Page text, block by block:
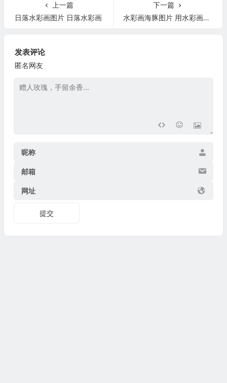
上一篇
日落水彩画图片 日落水彩画
下一篇
水彩画海豚图片 用水彩画海豚
发表评论
匿名网友
昵称
邮箱
网址
提交